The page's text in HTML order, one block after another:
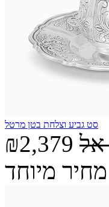
סט גביע וצלחת בטן מרטל
₪2,379 אל
מחיר מיוחד